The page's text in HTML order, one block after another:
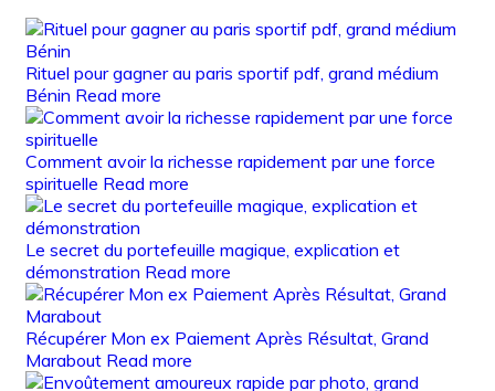
Rituel pour gagner au paris sportif pdf, grand médium
Bénin Read more
Comment avoir la richesse rapidement par une force
spirituelle Read more
Le secret du portefeuille magique, explication et
démonstration Read more
Récupérer Mon ex Paiement Après Résultat, Grand
Marabout Read more